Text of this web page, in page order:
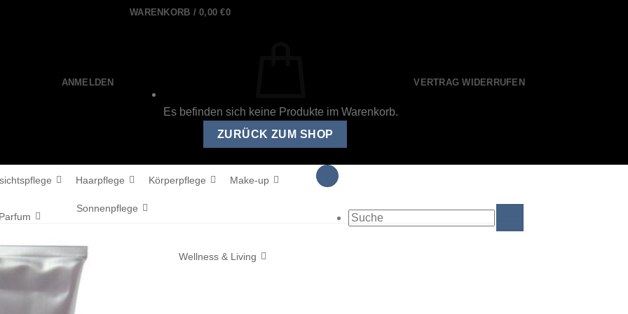
ANMELDEN
WARENKORB /0,00€0
Es befinden sich keine Produkte im Warenkorb.
ZURÜCK ZUM SHOP
VERTRAG WIDERRUFEN
Haarpflege Körperpflege Make-up
Parfum
Sonnenpflege
Wellness & Living
Suche